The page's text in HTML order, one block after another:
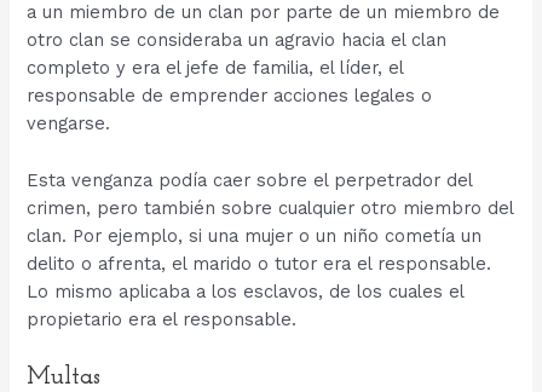
a un miembro de un clan por parte de un miembro de
otro clan se consideraba un agravio hacia el clan
completo y era el jefe de familia, el líder, el
responsable de emprender acciones legales o
vengarse.
Esta venganza podía caer sobre el perpetrador del
crimen, pero también sobre cualquier otro miembro del
clan. Por ejemplo, si una mujer o un niño cometía un
delito o afrenta, el marido o tutor era el responsable.
Lo mismo aplicaba a los esclavos, de los cuales el
propietario era el responsable.
Multas